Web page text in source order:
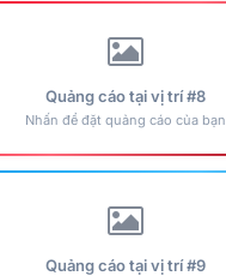
Quảng cáo tại vị trí #8
Nhấn để đặt quảng cáo của bạn
Quảng cáo tại vị trí #9